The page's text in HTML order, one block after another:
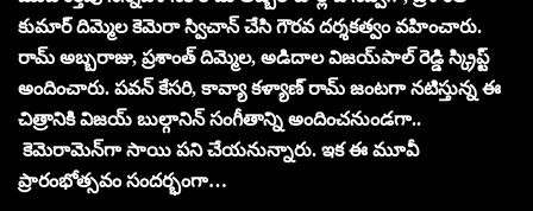
కుమార్ దిమ్మెల కెమెరా స్విచాన్ చేసి గౌర‌వ ద‌ర్శ‌క‌త్వం వ‌హించారు.
రామ్ అబ్బ‌రాజు, ప్ర‌శాంత్ దిమ్మెల‌, అడిదాల విజ‌య్‌పాల్ రెడ్డి స్క్రిప్ట్
అందించారు. ప‌వ‌న్ కేస‌రి, కావ్యా క‌ళ్యాణ్ రామ్ జంటగా నటిస్తున్న ఈ
చిత్రానికి విజయ్ బుల్గానిన్ సంగీతాన్ని అందించనుండగా..
కెమెరామెన్‌గా సాయి పని చేయనున్నారు. ఇక ఈ మూవీ
ప్రారంభోత్సవం సందర్భంగా…